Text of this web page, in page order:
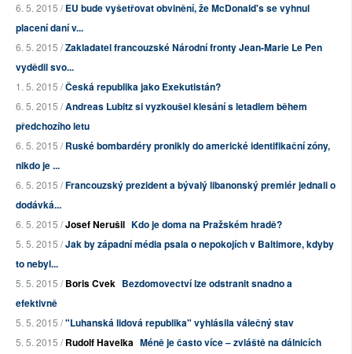
6. 5. 2015 /EU bude vyšetřovat obvinění, že McDonald's se vyhnul
placení daní v...
6. 5. 2015 /Zakladatel francouzské Národní fronty Jean-Marie Le Pen
vydědil svo...
1. 5. 2015 /Česká republika jako Exekutistán?
6. 5. 2015 /Andreas Lubitz si vyzkoušel klesání s letadlem během
předchozího letu
6. 5. 2015 /Ruské bombardéry pronikly do americké identifikační zóny,
nikdo je ...
6. 5. 2015 /Francouzský prezident a bývalý libanonský premiér jednali o
dodávká...
6. 5. 2015 /Josef Nerušil Kdo je doma na Pražském hradě?
5. 5. 2015 /Jak by západní média psala o nepokojích v Baltimore, kdyby
to nebyl...
5. 5. 2015 /Boris Cvek Bezdomovectví lze odstranit snadno a
efektivně
5. 5. 2015 /"Luhanská lidová republika" vyhlásila válečný stav
5. 5. 2015 /Rudolf Havelka Méně je často více – zvláště na dálnicích